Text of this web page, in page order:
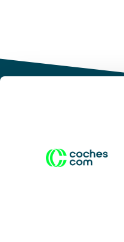
Conduce tu
desata tu